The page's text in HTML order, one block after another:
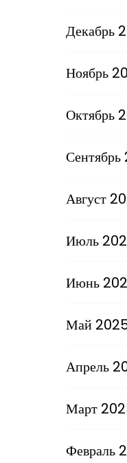
Декабрь
Ноябрь
Октябрь
Август
Июль
Июнь
Май
Апрель
Март
Февраль